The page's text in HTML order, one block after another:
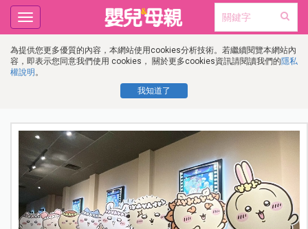
為提供您更多優質的內容，本網站使用cookies分析技術。若繼續閱覽本網站內
容，即表示您同意我們使用 cookies， 關於更多cookies資訊請閱讀我們的隱私
權說明 。
我知道了
Toggle
navigation